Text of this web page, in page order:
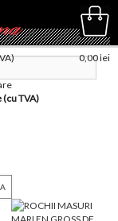
(gol)
0,00 lei
(cu TVA)